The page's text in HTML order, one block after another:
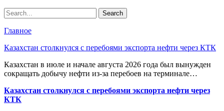
Главное
Казахстан столкнулся с перебоями экспорта нефти через КТК
Казахстан в июле и начале августа 2026 года был вынужден
сокращать добычу нефти из-за перебоев на терминале…
Казахстан столкнулся с перебоями экспорта нефти через
КТК